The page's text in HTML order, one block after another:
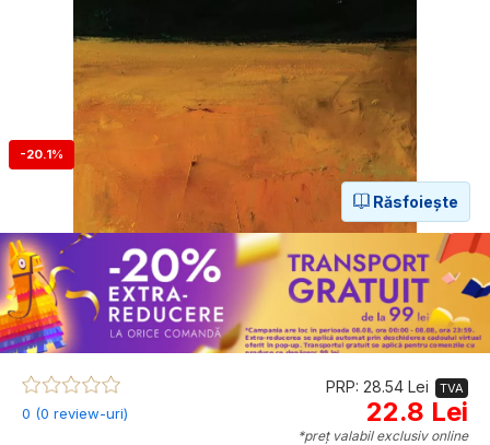
-20.1%
Răsfoiește
0 (0 review-uri)
PRP: 28.54 Lei TVA
22.8 Lei
*preț valabil exclusiv online